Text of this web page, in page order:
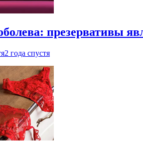
презервативы
2 года спустя